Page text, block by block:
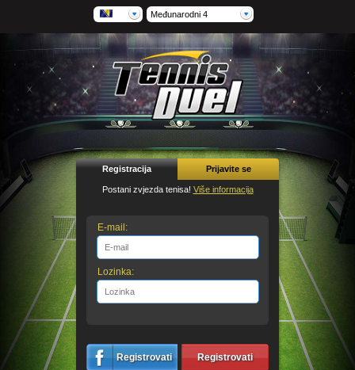
Međunarodni 4
Registracija Prijavite se
Postani zvjezda tenisa! Više informacija
E-mail:
Lozinka:
Registrovati Registrovati